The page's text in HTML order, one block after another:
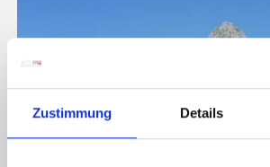
Zustimmung Details